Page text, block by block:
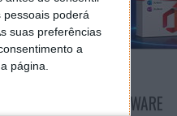
poderá
suas preferências
a
página.
NEWSLETTER PPLWARE